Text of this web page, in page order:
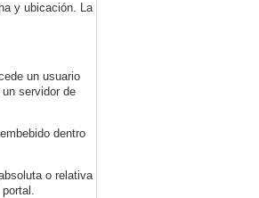
y ubicación. La
un usuario
servidor de
dentro
o relativa